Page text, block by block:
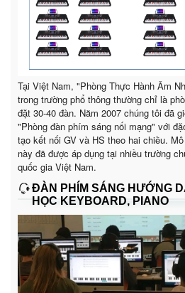
Tại Việt Nam, "Phòng Thực Hành Âm
trong trường phổ thông thường chỉ là
đặt 30-40 đàn. Năm 2007 chúng tôi đã
"Phòng đàn phím sáng nối mạng" với
tạo kết nối GV và HS theo hai chiều.
này đã được áp dụng tại nhiều trường
quốc gia Việt Nam.
ĐÀN PHÍM SÁNG HƯỚNG
HỌC KEYBOARD, PIANO